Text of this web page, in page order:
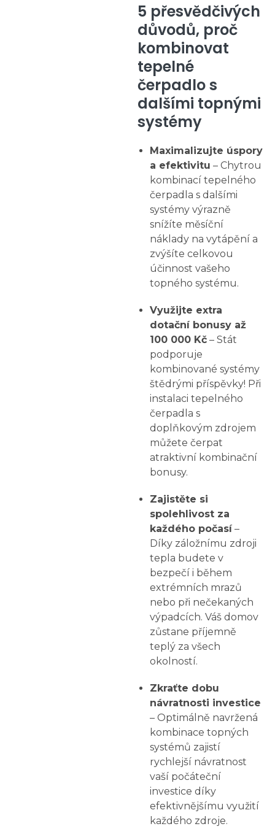
5 přesvědčivých
důvodů, proč
kombinovat
tepelné
čerpadlo s
dalšími topnými
systémy
Maximalizujte úspory
a efektivitu – Chytrou
kombinací tepelného
čerpadla s dalšími
systémy výrazně
snížíte měsíční
náklady na vytápění a
zvýšíte celkovou
účinnost vašeho
topného systému.
Využijte extra
dotační bonusy až
100 000 Kč – Stát
podporuje
kombinované systémy
štědrými příspěvky! Při
instalaci tepelného
čerpadla s
doplňkovým zdrojem
můžete čerpat
atraktivní kombinační
bonusy.
Zajistěte si
spolehlivost za
každého počasí–
Díky záložnímu zdroji
tepla budete v
bezpečí i během
extrémních mrazů
nebo při nečekaných
výpadcích. Váš domov
zůstane příjemně
teplý za všech
okolností.
Zkraťte dobu
návratnosti investice
– Optimálně navržená
kombinace topných
systémů zajistí
rychlejší návratnost
vaší počáteční
investice díky
efektivnějšímu využití
každého zdroje.